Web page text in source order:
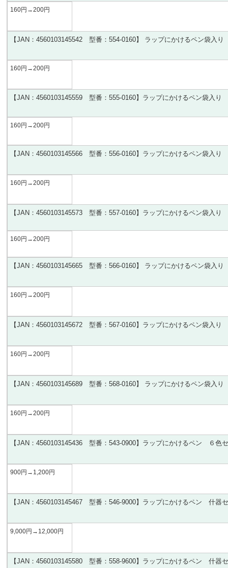
160円 →200円
【JAN ：4560103145542型番：554-0160】 ラップにかけるペン袋入
160円 →200円
【JAN ：4560103145559型番：555-0160】ラップにかけるペン袋入り
160円 →200円
【JAN ：4560103145566 型番：556-0160】ラップにかけるペン袋入り
160円 →200円
【JAN ：4560103145573 型番：557-0160】ラップにかけるペン袋入り
160円 →200円
【JAN ：4560103145665型番：566-0160】 ラップにかけるペン袋入
160円 →200円
【JAN ：4560103145672 型番：567-0160】ラップにかけるペン袋入り
160円 →200円
【JAN ：4560103145689 型番：568-0160】 ラップにかけるペン袋入
160円 →200円
【JAN ：4560103145436 型番：543-0900】ラップにかけるペン ６色
900円 →1,200円
【JAN ：4560103145467 型番：546-9000】ラップにかけるペン 什器
9,000円 →12,000円
【JAN ：4560103145580 型番：558-9600】ラップにかけるペン 什器